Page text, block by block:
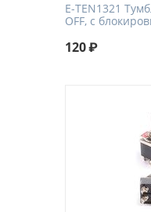
E-TEN1321
OFF, с
120₽